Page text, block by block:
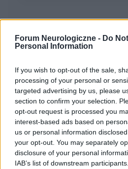
Forum Neurologiczne - Do
Personal Information
If you wish to opt-out of the sale,
processing of your personal or
targeted advertising by us, please
section to confirm your selection.
opt-out request is processed you
interest-based ads based on
us or personal information
your opt-out. You may separately
disclosure of your personal
IAB’s list of downstream
Reklama: